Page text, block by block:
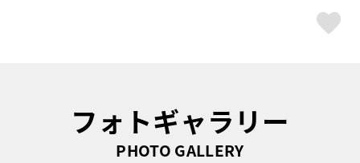
フォトギャラリー
PHOTO GALLERY